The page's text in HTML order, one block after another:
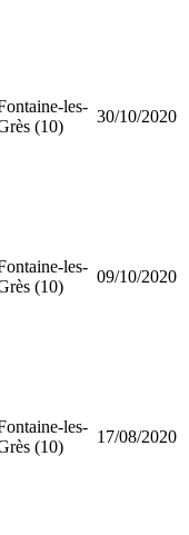
les-
(10)
30/10/2020
les-
(10)
09/10/2020
les-
(10)
17/08/2020